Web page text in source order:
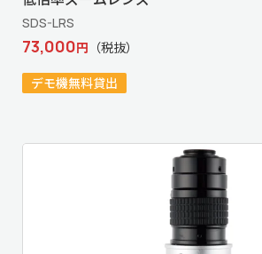
SDS-LRS
73,000円 （税抜）
デモ機無料貸出